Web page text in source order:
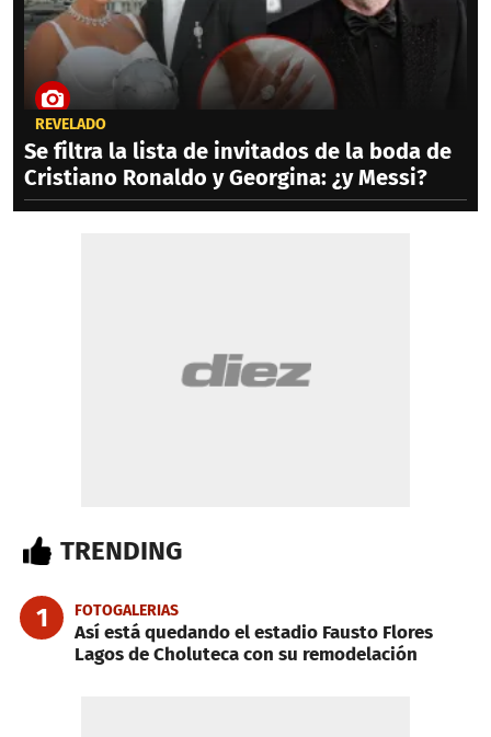
REVELADO
Se filtra la lista de invitados de la boda de
Cristiano Ronaldo y Georgina: ¿y Messi?
TRENDING
1 FOTOGALERIAS
Así está quedando el estadio Fausto Flores
Lagos de Choluteca con su remodelación